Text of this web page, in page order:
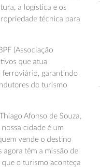
a logística e os
técnica para
(Associação
que atua
ferroviário, garantindo
do turismo
Afonso de Souza,
cidade é um
vende o destino
agora têm a missão de
o turismo aconteça